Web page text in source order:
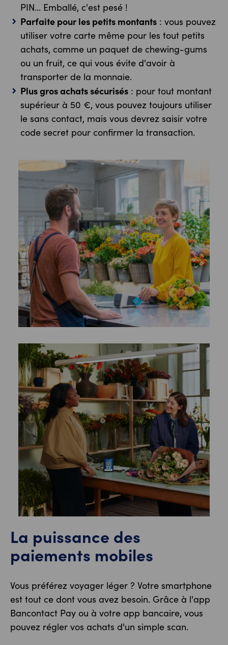
PIN... Emballé, c'est pesé !
Parfaite pour les petits montants : vous pouvez
utiliser votre carte même pour les tout petits
achats, comme un paquet de chewing-gums
ou un fruit, ce qui vous évite d'avoir à
transporter de la monnaie.
Plus gros achats sécurisés : pour tout montant
supérieur à 50 €, vous pouvez toujours utiliser
le sans contact, mais vous devrez saisir votre
code secret pour confirmer la transaction.
La puissance des
paiements mobiles
Vous préférez voyager léger ? Votre smartphone
est tout ce dont vous avez besoin. Grâce à l'app
Bancontact Pay ou à votre app bancaire, vous
pouvez régler vos achats d'un simple scan.